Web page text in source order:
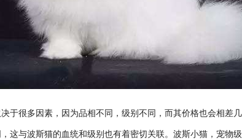
很多因素，因为品相不同，级别不同，而其价格也会相差几
这与波斯猫的血统和级别也有着密切关联。波斯小猫，宠物